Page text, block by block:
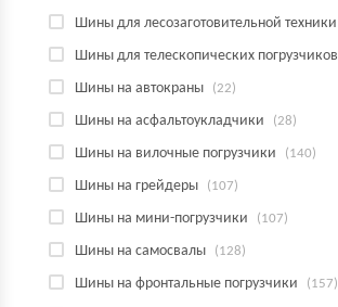
Шины для лесозаготовительной техники
Шины для телескопических погрузчиков
Шины на автокраны (22)
Шины на асфальтоукладчики (28)
Шины на вилочные погрузчики (140)
Шины на грейдеры (107)
Шины на мини-погрузчики (107)
Шины на самосвалы (128)
Шины на фронтальные погрузчики (157)